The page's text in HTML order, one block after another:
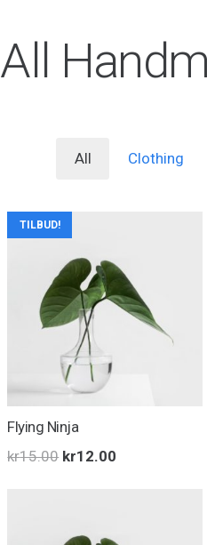
All
All Clothing
TILBUD!
Flying Ninja
kr15.00 Opprinnelig
kr15.00.
kr12.00